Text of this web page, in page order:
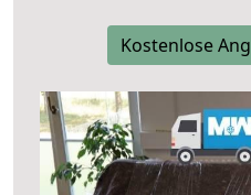
Kostenlose